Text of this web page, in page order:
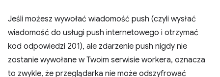
Jeśli możesz wywołać wiadomość push (czyli wysłać
wiadomość do usługi push internetowego i otrzymać
kod odpowiedzi 201), ale zdarzenie push nigdy nie
zostanie wywołane w Twoim serwisie workera, oznacza
to zwykle, że przeglądarka nie może odszyfrować